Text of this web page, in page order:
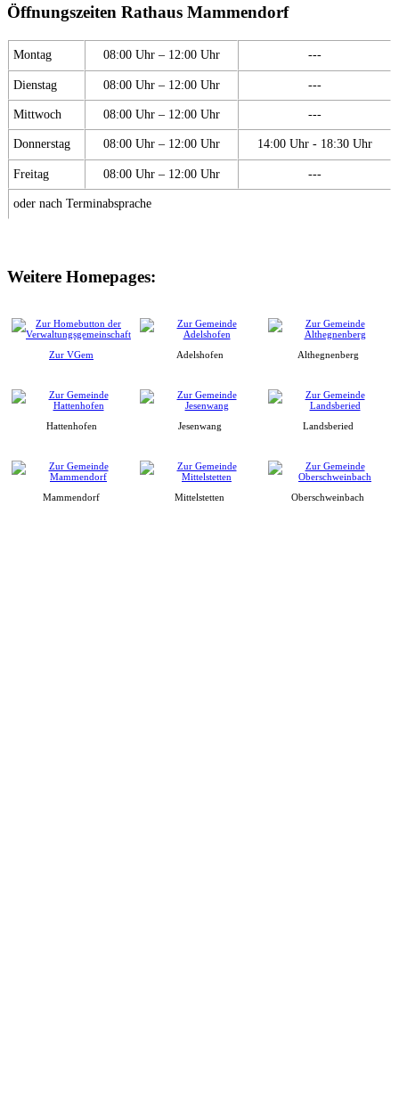
Öffnungszeiten Rathaus Mammendorf
Montag 08:00 Uhr – 12:00 Uhr ---
Dienstag 08:00 Uhr – 12:00 Uhr ---
Mittwoch 08:00 Uhr – 12:00 Uhr ---
Donnerstag 08:00 Uhr – 12:00 Uhr 14:00 Uhr - 18:30 Uhr
Freitag 08:00 Uhr – 12:00 Uhr ---
oder nach Terminabsprache
Weitere Homepages:
Zur VGem Adelshofen Althegnenberg
Hattenhofen Jesenwang Landsberied
Mammendorf Mittelstetten Oberschweinbach